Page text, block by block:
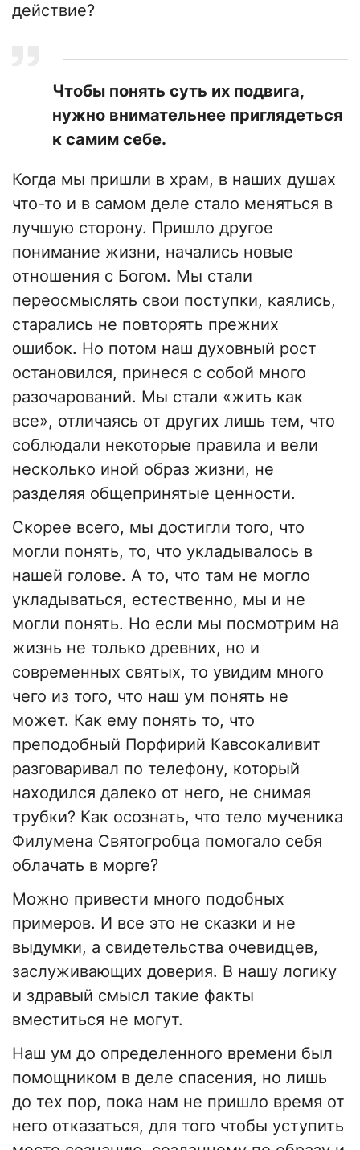
действие?
Чтобы понять суть их подвига,
нужно внимательнее приглядеться
к самим себе.
Когда мы пришли в храм, в наших душах
что-то и в самом деле стало меняться в
лучшую сторону. Пришло другое
понимание жизни, начались новые
отношения с Богом. Мы стали
переосмыслять свои поступки, каялись,
старались не повторять прежних
ошибок. Но потом наш духовный рост
остановился, принеся с собой много
разочарований. Мы стали «жить как
все», отличаясь от других лишь тем, что
соблюдали некоторые правила и вели
несколько иной образ жизни, не
разделяя общепринятые ценности.
Скорее всего, мы достигли того, что
могли понять, то, что укладывалось в
нашей голове. А то, что там не могло
укладываться, естественно, мы и не
могли понять. Но если мы посмотрим на
жизнь не только древних, но и
современных святых, то увидим много
чего из того, что наш ум понять не
может. Как ему понять то, что
преподобный Порфирий Кавсокаливит
разговаривал по телефону, который
находился далеко от него, не снимая
трубки? Как осознать, что тело мученика
Филумена Святогробца помогало себя
облачать в морге?
Можно привести много подобных
примеров. И все это не сказки и не
выдумки, а свидетельства очевидцев,
заслуживающих доверия. В нашу логику
и здравый смысл такие факты
вместиться не могут.
Наш ум до определенного времени был
помощником в деле спасения, но лишь
до тех пор, пока нам не пришло время от
него отказаться, для того чтобы уступить